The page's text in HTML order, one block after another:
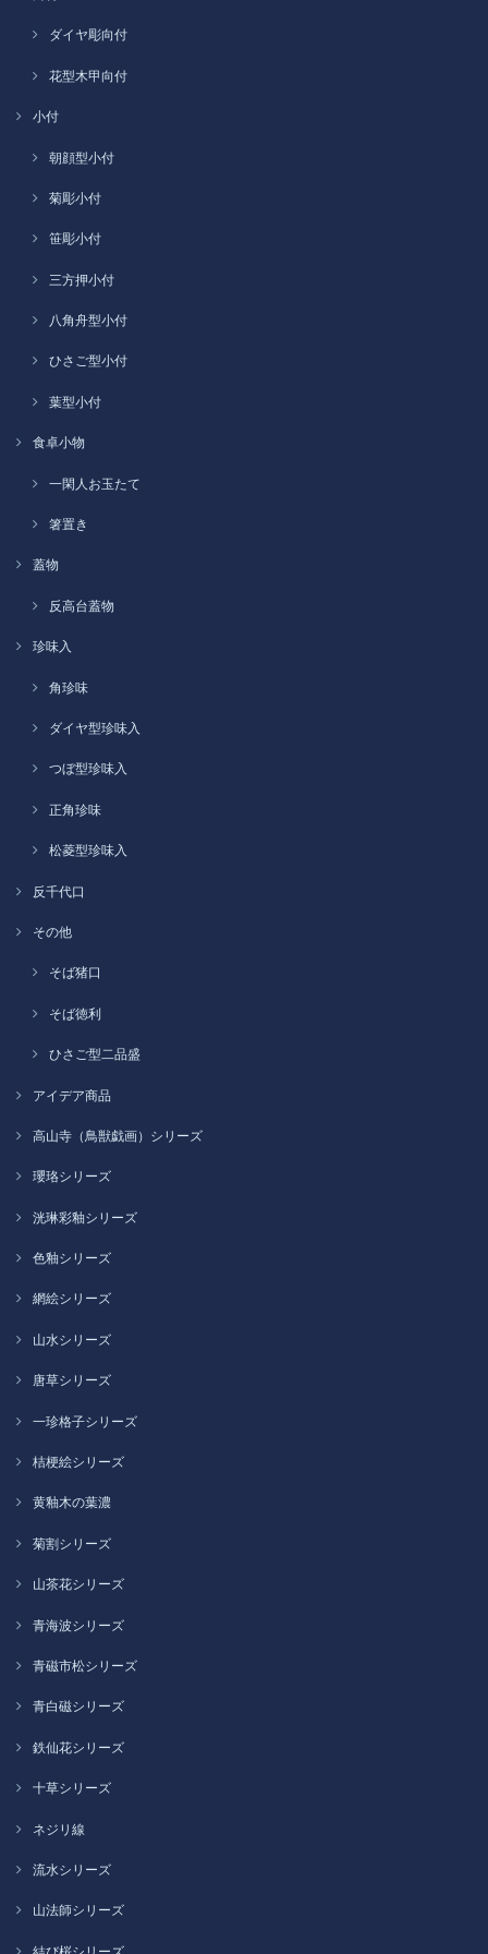
ダイヤ彫向付
花型木甲向付
小付
朝顔型小付
菊彫小付
笹彫小付
三方押小付
八角舟型小付
ひさご型小付
葉型小付
食卓小物
一閑人お玉たて
箸置き
蓋物
反高台蓋物
珍味入
角珍味
ダイヤ型珍味入
つぼ型珍味入
正角珍味
松菱型珍味入
反千代口
その他
そば猪口
そば徳利
ひさご型二品盛
アイデア商品
高山寺（鳥獣戯画）シリーズ
瓔珞シリーズ
洸琳彩釉シリーズ
色釉シリーズ
網絵シリーズ
山水シリーズ
唐草シリーズ
一珍格子シリーズ
桔梗絵シリーズ
黄釉木の葉濃
菊割シリーズ
山茶花シリーズ
青海波シリーズ
青磁市松シリーズ
青白磁シリーズ
鉄仙花シリーズ
十草シリーズ
ネジリ線
流水シリーズ
山法師シリーズ